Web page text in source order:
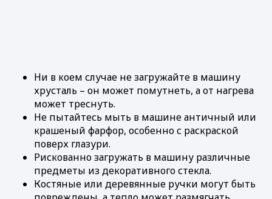
Ни в коем случае не загружайте в машину
хрусталь – он может помутнеть, а от нагрева
может треснуть.
Не пытайтесь мыть в машине античный или
крашеный фарфор, особенно с раскраской
поверх глазури.
Рискованно загружать в машину различные
предметы из декоративного стекла.
Костяные или деревянные ручки могут быть